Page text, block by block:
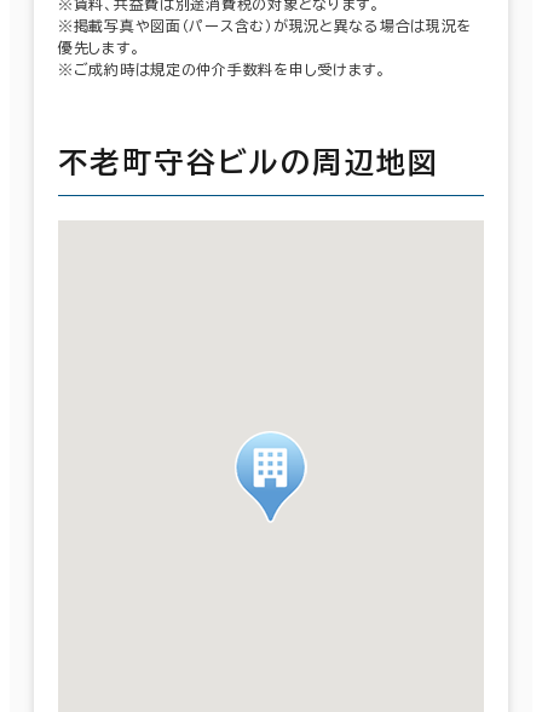
※賃料、共益費は別途消費税の対象となります。
※掲載写真や図面（パース含む）が現況と異なる場合は現況を
優先します。
※ご成約時は規定の仲介手数料を申し受けます。
不老町守谷ビルの周辺地図